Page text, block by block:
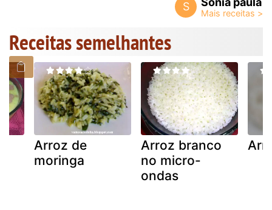
S
Receitas semelhantes
Arroz de
moringa
Arroz branco
no micro-
ondas